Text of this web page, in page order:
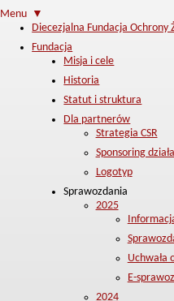
Menu ▼
Diecezjalna Fundacja Ochrony
Fundacja
Misja i cele
Historia
Statut i struktura
Dla partnerów
Strategia CSR
Sponsoring
Logotyp
Sprawozdania
2025
Uchwała
E-
2024